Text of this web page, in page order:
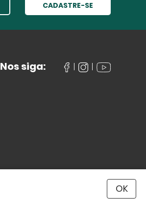
CADASTRE-SE
OK
Nos siga: